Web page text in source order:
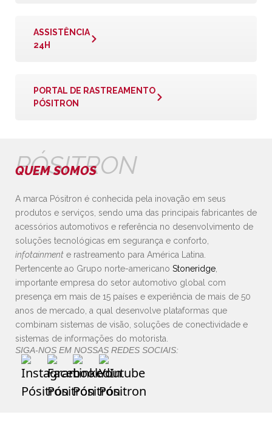
ASSISTÊNCIA
24H
PORTAL DE RASTREAMENTO
PÓSITRON
PÓSITRON
QUEM SOMOS
A marca Pósitron é conhecida pela inovação em seus
produtos e serviços, sendo uma das principais fabricantes de
acessórios automotivos e referência no desenvolvimento de
soluções tecnológicas em segurança e conforto,
infotainment e rastreamento para América Latina.
Pertencente ao Grupo norte-americano Stoneridge
importante empresa do setor automotivo global com
presença em mais de 15 países e experiência de mais de 50
anos de mercado, a qual desenvolve plataformas que
combinam sistemas de visão, soluções de conectividade e
sistemas de informações do motorista.
SIGA-NOS EM NOSSAS REDES SOCIAIS: